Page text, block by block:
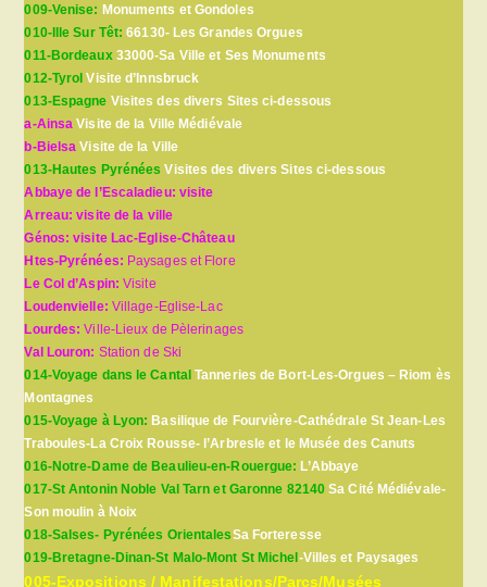
009-Venise: Monuments et Gondoles
010-Ille Sur Têt:66130- Les Grandes Orgues
011-Bordeaux33000-Sa Ville et Ses Monuments
012-Tyrol Visite d’Innsbruck
013-Espagne Visites des divers Sites ci-dessous
a-Ainsa Visite de la Ville Médiévale
b-Bielsa Visite de la Ville
013-Hautes Pyrénées Visites des divers Sites ci-dessous
Abbaye de l’Escaladieu: visite
Arreau: visite de la ville
Génos: visite Lac-Eglise-Château
Htes-Pyrénées: Paysages et Flore
Le Col d’Aspin:Visite
Loudenvielle: Village-Eglise-Lac
Lourdes:Ville-Lieux de Pèlerinages
Val Louron: Station de Ski
014-Voyage dans le CantalTanneries de Bort-Les-Orgues – Riom ès
Montagnes
015-Voyage à Lyon: Basilique de Fourvière-Cathédrale St Jean-Les
Traboules-La Croix Rousse- l’Arbresle et le Musée des Canuts
016-Notre-Dame de Beaulieu-en-Rouergue:L’Abbaye
017-St Antonin Noble Val Tarn et Garonne 82140 Sa Cité Médiévale-
Son moulin à Noix
018-Salses- Pyrénées OrientalesSa Forteresse
019-Bretagne-Dinan-St Malo-Mont St Michel-Villes et Paysages
005-Expositions / Manifestations/Parcs/Musées